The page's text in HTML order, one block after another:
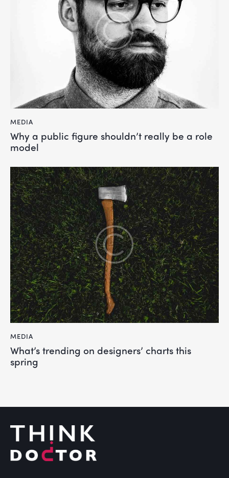
MEDIA
Why a public figure shouldn’t really be a role
model
MEDIA
What’s trending on designers’ charts this
spring